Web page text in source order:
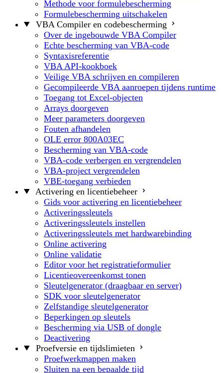
Methode voor formulebescherming
Formulebescherming uitschakelen
VBA Compiler en codebescherming
Over de ingebouwde VBA Compiler
Echte bescherming van VBA-code
Syntaxisreferentie
VBA API-kookboek
Veilige VBA schrijven en compileren
Gecompileerde VBA aanroepen tijdens runtime
Toegang tot Excel-objecten
Arrays doorgeven
Meer parameters doorgeven
Fouten afhandelen
OLE error 800A03EC
Bescherming van VBA-code
VBA-code verbergen en vergrendelen
VBA-project vergrendelen
VBE-toegang verbieden
Activering en licentiebeheer
Gids voor activering en licentiebeheer
Activeringssleutels
Activeringssleutels instellen
Activeringssleutels met hardwarebinding
Online activering
Online validatie
Editor voor het registratieformulier
Licentieovereenkomst tonen
Sleutelgenerator (draagbaar en server)
SDK voor sleutelgenerator
Zelfstandige sleutelgenerator
Beperkingen op sleutels
Bescherming via USB of dongle
Deactivering
Proefversie en tijdslimieten
Proefwerkmappen maken
Sluiten na een bepaalde tijd